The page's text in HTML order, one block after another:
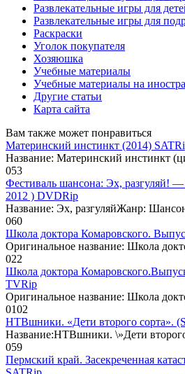
Развлекательные игры для
Развлекательные игры для
Раскраски
Уголок покупателя
Хозяюшка
Учебные материалы
Учебные материалы на
Другие статьи
Карта сайта
Вам также может понравиться
Материнский инстинкт (2014)
Название: Материнский инстинкт
053
Фестиваль шансона: Эх, разгуляй!
2012 ) DVDRip
Название: Эх, разгуляйЖанр:
060
Школа доктора Комаровского.
Оригинальное название: Школа
022
Школа доктора
TVRip
Оригинальное название: Школа
0102
НТВшники. «Дети второго сорта».
Название:НТВшники. \»Дети
059
Пермский край. Засекреченная